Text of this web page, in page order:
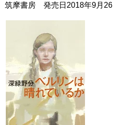
筑摩書房 発売日2018年9月26